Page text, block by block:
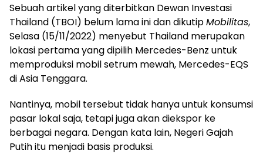
Sebuah artikel yang diterbitkan Dewan Investasi
Thailand (TBOI) belum lama ini dan dikutipMobilitas,
Selasa (15/11/2022) menyebut Thailand merupakan
lokasi pertama yang dipilih Mercedes-Benz untuk
memproduksi mobil setrum mewah, Mercedes-EQS
di Asia Tenggara.
Nantinya, mobil tersebut tidak hanya untuk konsumsi
pasar lokal saja, tetapi juga akan diekspor ke
berbagai negara. Dengan kata lain, Negeri Gajah
Putih itu menjadi basis produksi.